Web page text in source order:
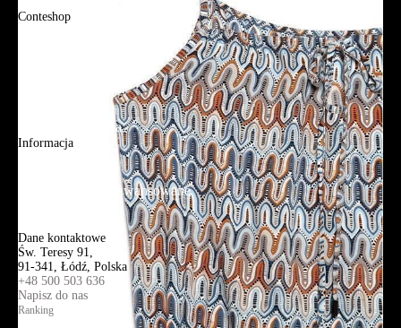
Conteshop
Aplikacja mobilna
Informacja
Wyszukiwanie zaawansowane
Dane kontaktowe
Św. Teresy 91,
91-341, Łódź, Polska
+48 500 503 636
Napisz do nas
Ranking